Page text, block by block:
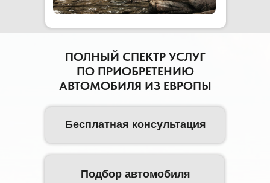
ПОЛНЫЙ СПЕКТР УСЛУГ
ПО ПРИОБРЕТЕНИЮ
АВТОМОБИЛЯ ИЗ ЕВРОПЫ
Бесплатная консультация
Подбор автомобиля